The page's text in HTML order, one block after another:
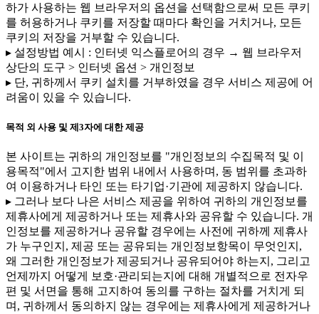
하가 사용하는 웹 브라우저의 옵션을 선택함으로써 모든 쿠키
를 허용하거나 쿠키를 저장할 때마다 확인을 거치거나, 모든
쿠키의 저장을 거부할 수 있습니다.
▸ 설정방법 예시 : 인터넷 익스플로어의 경우 → 웹 브라우저
상단의 도구 > 인터넷 옵션 > 개인정보
▸ 단, 귀하께서 쿠키 설치를 거부하였을 경우 서비스 제공에 어
려움이 있을 수 있습니다.
목적 외 사용 및 제3자에 대한 제공
본 사이트는 귀하의 개인정보를 "개인정보의 수집목적 및 이
용목적"에서 고지한 범위 내에서 사용하며, 동 범위를 초과하
여 이용하거나 타인 또는 타기업·기관에 제공하지 않습니다.
▸ 그러나 보다 나은 서비스 제공을 위하여 귀하의 개인정보를
제휴사에게 제공하거나 또는 제휴사와 공유할 수 있습니다. 개
인정보를 제공하거나 공유할 경우에는 사전에 귀하께 제휴사
가 누구인지, 제공 또는 공유되는 개인정보항목이 무엇인지,
왜 그러한 개인정보가 제공되거나 공유되어야 하는지, 그리고
언제까지 어떻게 보호·관리되는지에 대해 개별적으로 전자우
편 및 서면을 통해 고지하여 동의를 구하는 절차를 거치게 되
며, 귀하께서 동의하지 않는 경우에는 제휴사에게 제공하거나